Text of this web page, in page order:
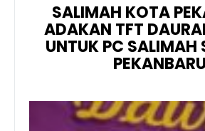
SALIMAH KOTA
ADAKAN TFT
UNTUK PC
PEKANBARU